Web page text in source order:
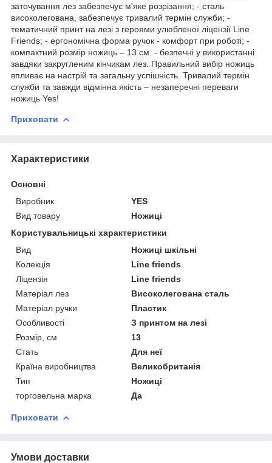
заточування лез забезпечує м'яке розрізання; - сталь
високолегована, забезпечує тривалий термін служби; -
тематичний принт на лезі з героями улюбленої ліцензії Line
Friends; - ергономічна форма ручок - комфорт при роботі; -
компактний розмір ножиць – 13 см. - безпечні у використанні
завдяки закругленим кінчикам лез. Правильний вибір ножиць
впливає на настрій та загальну успішність. Тривалий термін
служби та завжди відмінна якість – незаперечні переваги
ножиць Yes!
Приховати
Характеристики
Основні
Виробник
YES
Вид товару
Ножиці
Користувальницькі характеристики
Вид
Ножиці шкільні
Колекція
Line friends
Ліцензія
Line friends
Матеріал лез
Високолегована сталь
Матеріал ручки
Пластик
Особливості
З принтом на лезі
Розмір, см
13
Стать
Для неї
Країна виробництва
Великобританія
Тип
Ножиці
торговельна марка
Да
Приховати
Умови доставки